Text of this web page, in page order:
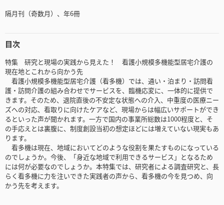
隔月刊（奇数月）、年6冊
目次
特集 研究と現場の実践から見えた！ 看護小規模多機能型居宅介護の
現在地とこれから向かう先
看護小規模多機能型居宅介護（看多機）では、通い・泊まり・訪問看
護・訪問介護の組み合わせでサービスを、臨機応変に、一体的に提供で
きます。そのため、退院直後の不安定な状態への介入、中重度の医療ニー
ズへの対応、看取りに向けたケアなど、現場からは幅広いサポートができ
るといった声が聞かれます。一方で国内の事業所総数は1000程度と、そ
の手応えとは裏腹に、制度創設当初の想定ほどには増えていない現実もあ
ります。
看多機は現在、地域においてどのような役割を果たすものになっている
のでしょうか。今後、「身近な地域で利用できるサービス」となるため
には何が必要なのでしょうか。本特集では、研究者による調査研究と、長
らく看多機に力を注いできた実践者の声から、看多機の今を見つめ、向
かう先を考えます。